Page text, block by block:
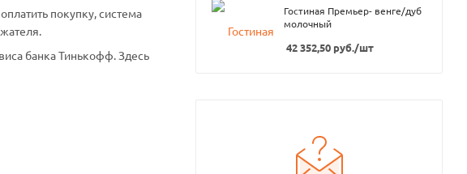
покупку, система
банка Тинькофф. Здесь
Гостиная Премьер- венге/дуб
молочный
42 352,50 руб./шт